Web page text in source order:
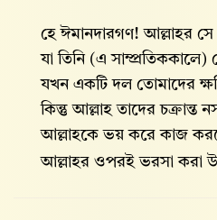
হে ঈমানদারগণ! আল্লাহর
যা তিনি (এ
যখন একটি দল তোমাদের
কিন্তু আল্লাহ তাদের চক্রান্ত
আল্লাহকে ভয় করে কাজ
আল্লাহর ওপরই ভরসা করা